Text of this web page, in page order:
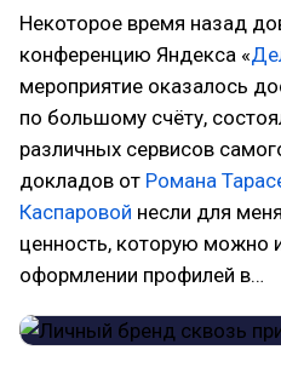
Некоторое время назад
конференцию Яндекса «
мероприятие оказалось
по большому счёту,
различных сервисов
докладов от Романа
Каспаровой несли для
ценность, которую можно
оформлении профилей в…